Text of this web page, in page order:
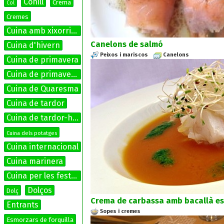
Col
Crema
Cremes
Cuina amb xixorrites
Cuina d'hivern
Cuina de primavera
Cuina de primavera-estiu
Cuina de Quaresma
Cuina de tardor
Cuina de tardor-hivern
Cuina dels potatges
Cuina internacional
Cuina marinera
Cuina per les festes
Dolç
Dolços
Entrants
Esmorzars de forquilla
Canelons de salmó
Peixos i mariscos Canelons
Crema de carbassa amb bacallà
Sopes i cremes